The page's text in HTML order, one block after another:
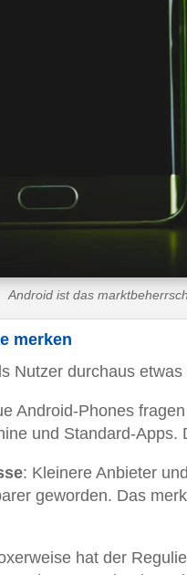
Android ist das
merken
Nutzer durchaus
Android-Phones
und Standard-Apps.
: Kleinere Anbieter
geworden. Das
hat der